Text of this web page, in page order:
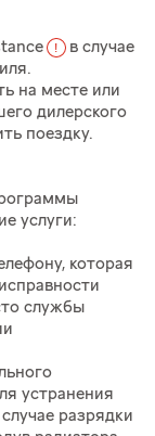
! в случае
на месте или
дилерского
поездку.
услуги:
которая
службы
устранения
разрядки